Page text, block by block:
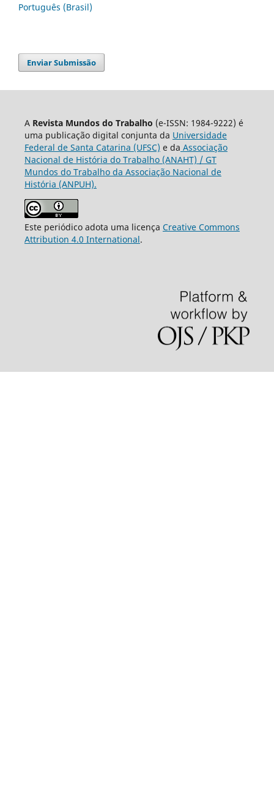
Português (Brasil)
Enviar Submissão
A Revista Mundos do Trabalho (e-ISSN: 1984-9222) é
uma publicação digital conjunta da Universidade
Federal de Santa Catarina (UFSC) e da Associação
Nacional de História do Trabalho (ANAHT) / GT
Mundos do Trabalho da Associação Nacional de
História (ANPUH).
Este periódico adota uma licença Creative Commons
Attribution 4.0 International.